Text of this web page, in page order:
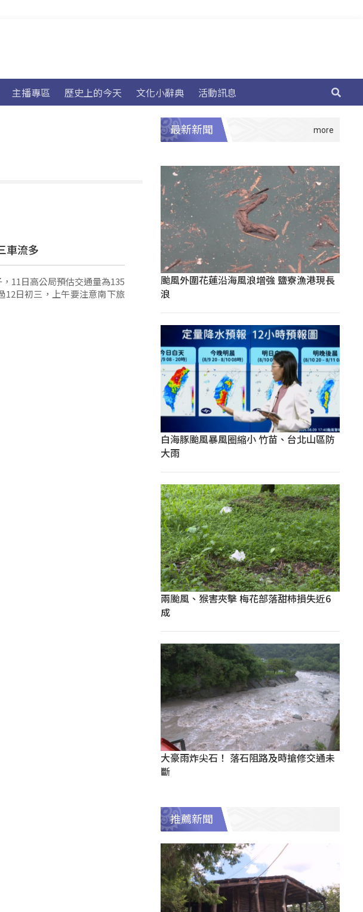
主播專區 歷史上的今天 文化小辭典 活動訊息
車流多
11日高公局預估交通量為135
12日初三，上午要注意南下旅
最新新聞
颱風外圍花蓮沿海風浪增強 鹽寮漁港現長
浪
白海豚颱風暴風圈縮小 竹苗、台北山區防
大雨
兩颱風、猴害夾擊 梅花部落甜柿損失近6
成
大豪雨炸尖石！ 落石阻路及時搶修交通未
斷
推薦新聞